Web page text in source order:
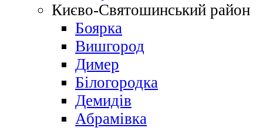
Києво-Святошинський район
Боярка
Вишгород
Димер
Білогородка
Демидів
Абрамівка